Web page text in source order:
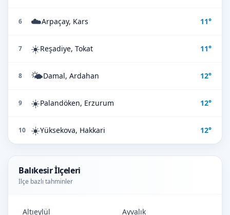
6 ☁️Arpaçay, Kars 11°
7 ☀️Reşadiye, Tokat 11°
8 🌤️Damal, Ardahan 12°
9 ☀️Palandöken, Erzurum 12°
10 ☀️Yüksekova, Hakkari 12°
Balıkesir İlçeleri
İlçe bazlı tahminler
Altıeylül Ayvalık